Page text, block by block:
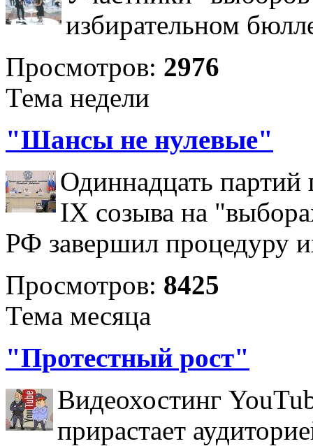
избирательном
Просмотров: 2976
Тема недели
"Шансы не нулевые"
Одиннадцать партий
IX созыва на
РФ завершил процедуру
Просмотров: 8425
Тема месяца
"Протестный рост"
Видеохостинг
прирастает